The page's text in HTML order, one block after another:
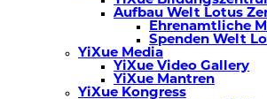
Aufbau Welt Lotus
Ehrenamtliche
Spenden Welt
YiXue Media
YiXue Video Gallery
YiXue Mantren
YiXue Kongress